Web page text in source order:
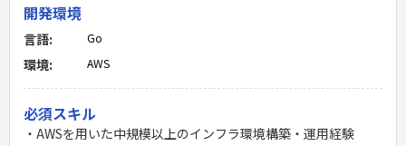
開発環境
言語: Go
環境: AWS
必須スキル
・AWSを用いた中規模以上のインフラ環境構築・運用経験